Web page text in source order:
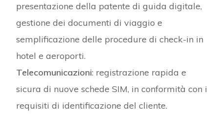
presentazione della patente di guida digitale,
gestione dei documenti di viaggio e
semplificazione delle procedure di check-in in
hotel e aeroporti.
Telecomunicazioni: registrazione rapida e
sicura di nuove schede SIM, in conformità con i
requisiti di identificazione del cliente.